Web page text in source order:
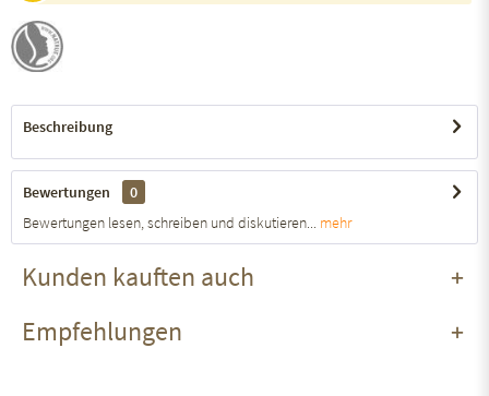
Beschreibung
Bewertungen
0
Bewertungen lesen, schreiben und diskutieren... mehr
Kunden kauften auch
Empfehlungen